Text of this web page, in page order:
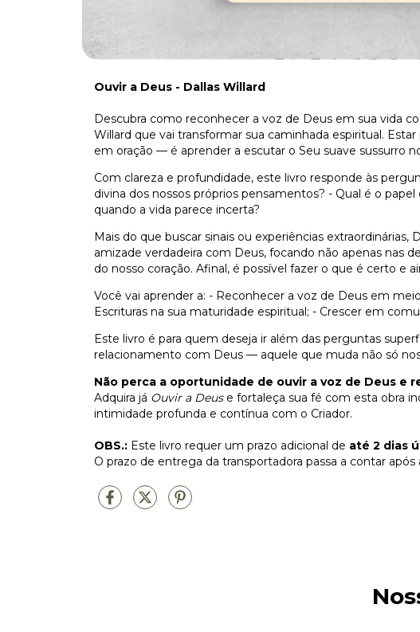
Ouvir a Deus - Dallas Willard
Descubra como reconhecer a voz de Deus em sua vida
Willard que vai transformar sua caminhada espiritual.
em oração — é aprender a escutar o Seu suave sussurro
Com clareza e profundidade, este livro responde às
divina dos nossos próprios pensamentos? - Qual é o
quando a vida parece incerta?
Mais do que buscar sinais ou experiências extraordinárias,
amizade verdadeira com Deus, focando não apenas nas
do nosso coração. Afinal, é possível fazer o que é certo e
Você vai aprender a: - Reconhecer a voz de Deus em
Escrituras na sua maturidade espiritual; - Crescer em
Este livro é para quem deseja ir além das perguntas
relacionamento com Deus — aquele que muda não só
Não perca a oportunidade de ouvir a voz de Deus e
Adquira já Ouvir a Deuse fortaleça sua fé com esta obra
intimidade profunda e contínua com o Criador.
OBS.: Este livro requer um prazo adicional de até 2 dias
O prazo de entrega da transportadora passa a contar